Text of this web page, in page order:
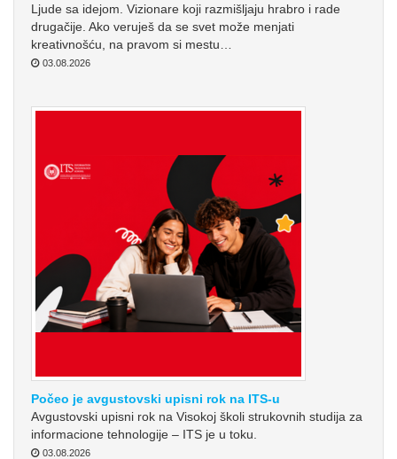
Ljude sa idejom. Vizionare koji razmišljaju hrabro i rade
drugačije. Ako veruješ da se svet može menjati
kreativnošću, na pravom si mestu…
03.08.2026
Počeo je avgustovski upisni rok na ITS-u
Avgustovski upisni rok na Visokoj školi strukovnih studija za
informacione tehnologije – ITS je u toku.
03.08.2026